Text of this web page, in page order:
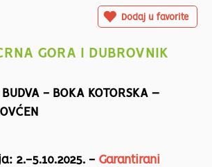
Dodaj u favorite
GORA I DUBROVNIK
- BOKA KOTORSKA –
2.-5.10.2025. - Garantirani